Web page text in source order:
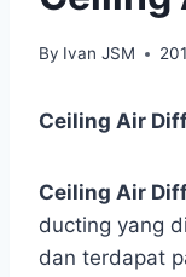
By Ivan JSM
Ceiling Air
Ceiling Air
ducting yang
dan terdapat